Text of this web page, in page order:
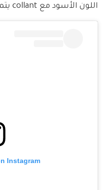
اللون الأسود مع collant يتميز بالـPolka Design.
Instagram